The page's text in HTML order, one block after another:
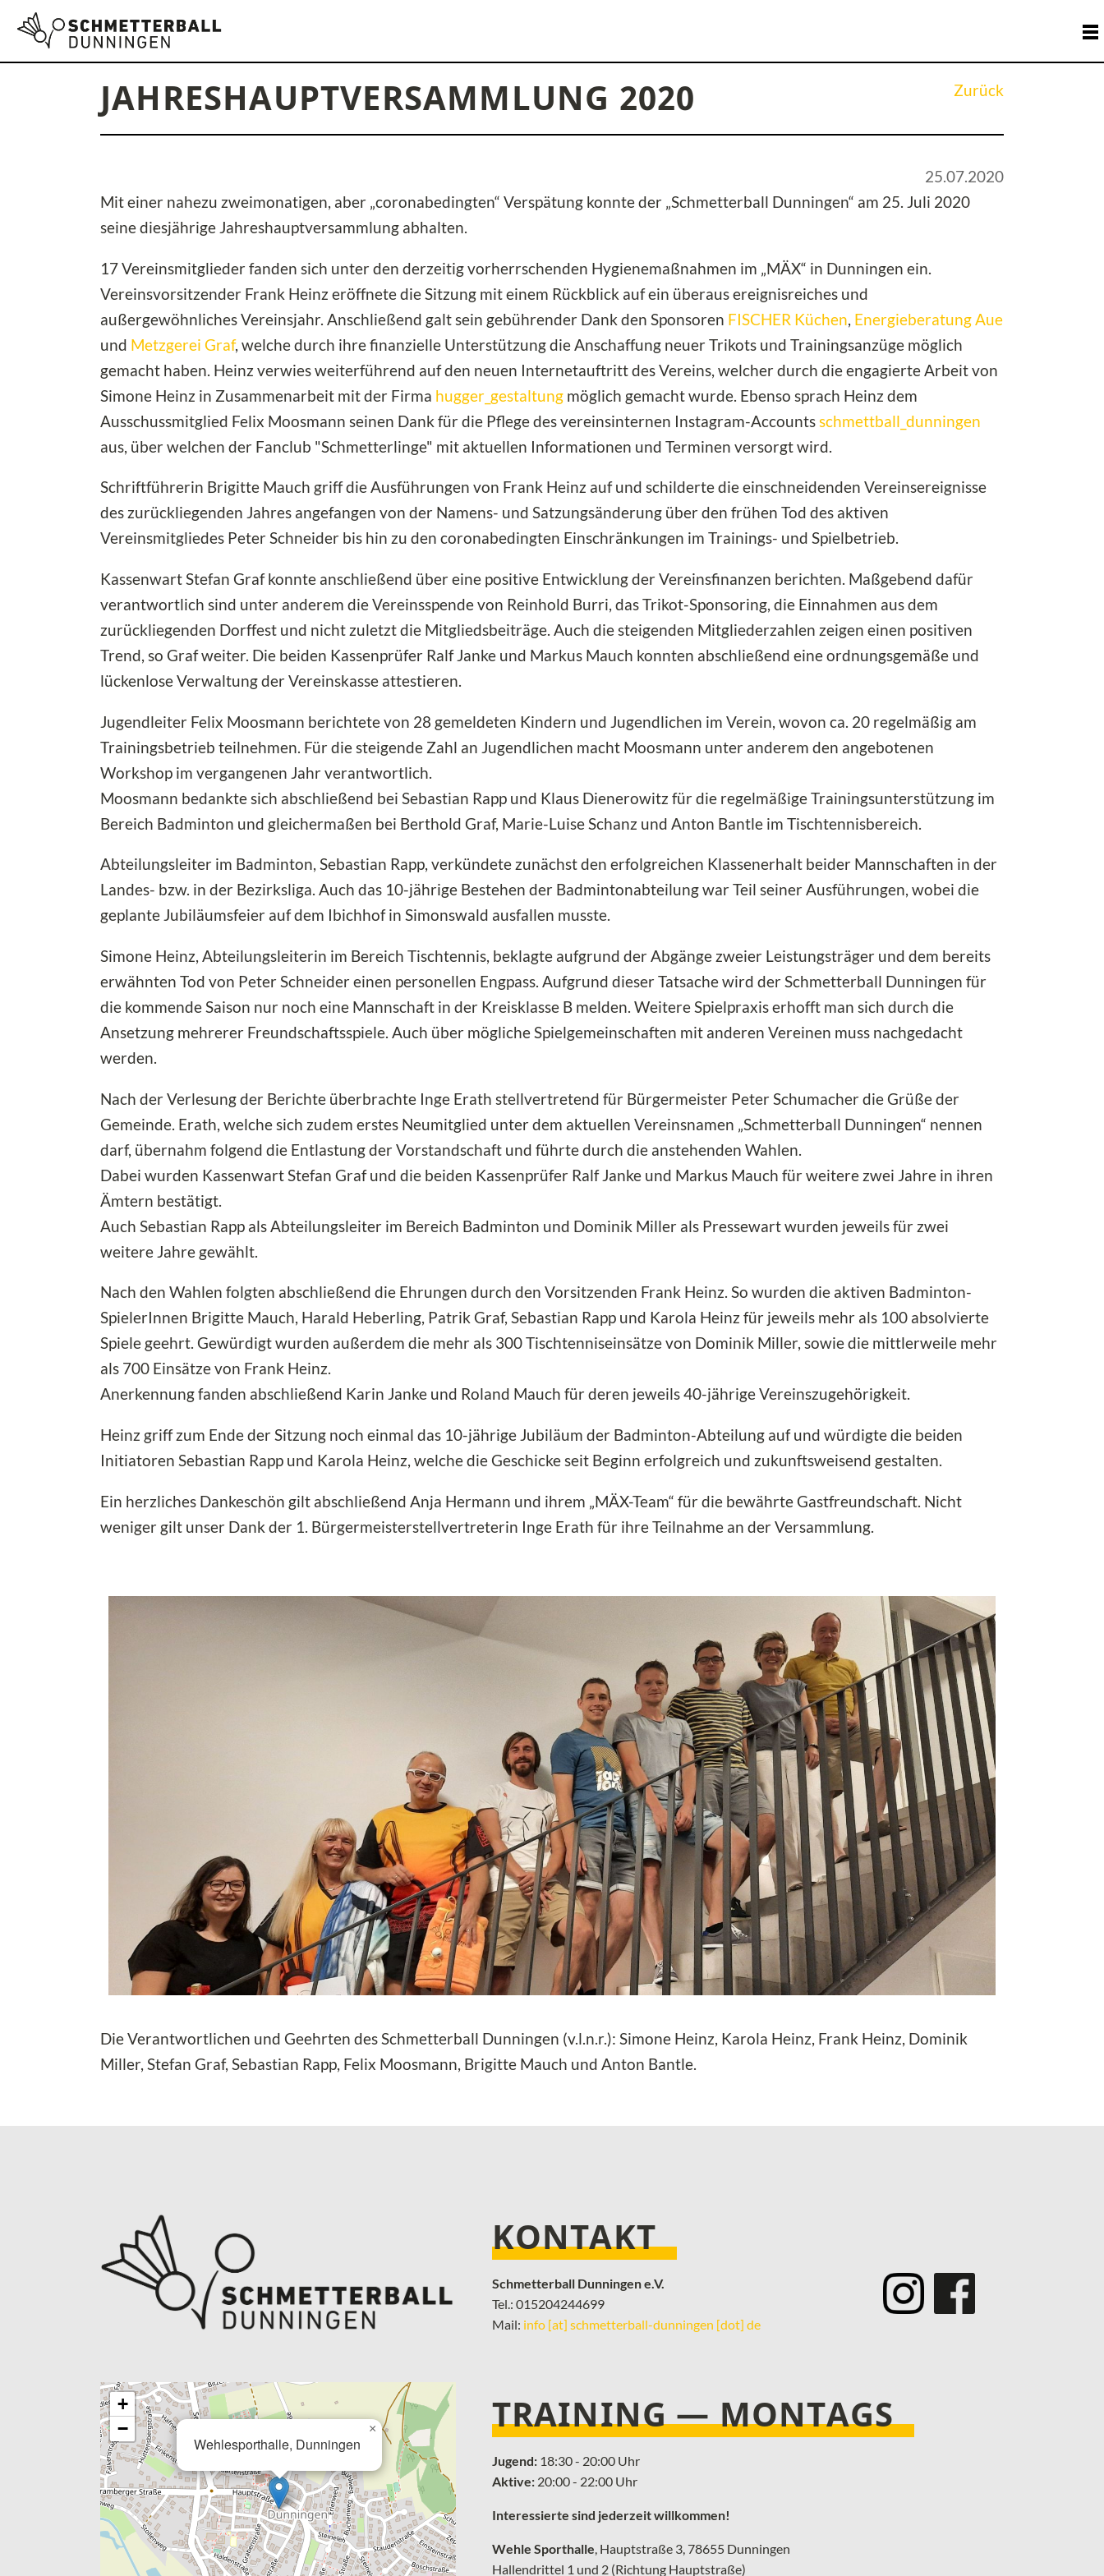
JAHRESHAUPTVERSAMMLUNG 2020 Zurück
25.07.2020
Mit einer nahezu zweimonatigen, aber „coronabedingten“ Verspätung konnte der „Schmetterball Dunningen“ am 25. Juli 2020
seine diesjährige Jahreshauptversammlung abhalten.
17 Vereinsmitglieder fanden sich unter den derzeitig vorherrschenden Hygienemaßnahmen im „MÄX“ in Dunningen ein.
Vereinsvorsitzender Frank Heinz eröffnete die Sitzung mit einem Rückblick auf ein überaus ereignisreiches und
außergewöhnliches Vereinsjahr. Anschließend galt sein gebührender Dank den Sponsoren FISCHER Küchen, Energieberatung Aue
und Metzgerei Graf, welche durch ihre finanzielle Unterstützung die Anschaffung neuer Trikots und Trainingsanzüge möglich
gemacht haben. Heinz verwies weiterführend auf den neuen Internetauftritt des Vereins, welcher durch die engagierte Arbeit von
Simone Heinz in Zusammenarbeit mit der Firma hugger_gestaltung möglich gemacht wurde. Ebenso sprach Heinz dem
Ausschussmitglied Felix Moosmann seinen Dank für die Pflege des vereinsinternen Instagram-Accountsschmettball_dunningen
aus, über welchen der Fanclub "Schmetterlinge" mit aktuellen Informationen und Terminen versorgt wird.
Schriftführerin Brigitte Mauch griff die Ausführungen von Frank Heinz auf und schilderte die einschneidenden Vereinsereignisse
des zurückliegenden Jahres angefangen von der Namens- und Satzungsänderung über den frühen Tod des aktiven
Vereinsmitgliedes Peter Schneider bis hin zu den coronabedingten Einschränkungen im Trainings- und Spielbetrieb.
Kassenwart Stefan Graf konnte anschließend über eine positive Entwicklung der Vereinsfinanzen berichten. Maßgebend dafür
verantwortlich sind unter anderem die Vereinsspende von Reinhold Burri, das Trikot-Sponsoring, die Einnahmen aus dem
zurückliegenden Dorffest und nicht zuletzt die Mitgliedsbeiträge. Auch die steigenden Mitgliederzahlen zeigen einen positiven
Trend, so Graf weiter. Die beiden Kassenprüfer Ralf Janke und Markus Mauch konnten abschließend eine ordnungsgemäße und
lückenlose Verwaltung der Vereinskasse attestieren.
Jugendleiter Felix Moosmann berichtete von 28 gemeldeten Kindern und Jugendlichen im Verein, wovon ca. 20 regelmäßig am
Trainingsbetrieb teilnehmen. Für die steigende Zahl an Jugendlichen macht Moosmann unter anderem den angebotenen
Workshop im vergangenen Jahr verantwortlich.
Moosmann bedankte sich abschließend bei Sebastian Rapp und Klaus Dienerowitz für die regelmäßige Trainingsunterstützung im
Bereich Badminton und gleichermaßen bei Berthold Graf, Marie-Luise Schanz und Anton Bantle im Tischtennisbereich.
Abteilungsleiter im Badminton, Sebastian Rapp, verkündete zunächst den erfolgreichen Klassenerhalt beider Mannschaften in der
Landes- bzw. in der Bezirksliga. Auch das 10-jährige Bestehen der Badmintonabteilung war Teil seiner Ausführungen, wobei die
geplante Jubiläumsfeier auf dem Ibichhof in Simonswald ausfallen musste.
Simone Heinz, Abteilungsleiterin im Bereich Tischtennis, beklagte aufgrund der Abgänge zweier Leistungsträger und dem bereits
erwähnten Tod von Peter Schneider einen personellen Engpass. Aufgrund dieser Tatsache wird der Schmetterball Dunningen für
die kommende Saison nur noch eine Mannschaft in der Kreisklasse B melden. Weitere Spielpraxis erhofft man sich durch die
Ansetzung mehrerer Freundschaftsspiele. Auch über mögliche Spielgemeinschaften mit anderen Vereinen muss nachgedacht
werden.
Nach der Verlesung der Berichte überbrachte Inge Erath stellvertretend für Bürgermeister Peter Schumacher die Grüße der
Gemeinde. Erath, welche sich zudem erstes Neumitglied unter dem aktuellen Vereinsnamen „Schmetterball Dunningen“ nennen
darf, übernahm folgend die Entlastung der Vorstandschaft und führte durch die anstehenden Wahlen.
Dabei wurden Kassenwart Stefan Graf und die beiden Kassenprüfer Ralf Janke und Markus Mauch für weitere zwei Jahre in ihren
Ämtern bestätigt.
Auch Sebastian Rapp als Abteilungsleiter im Bereich Badminton und Dominik Miller als Pressewart wurden jeweils für zwei
weitere Jahre gewählt.
Nach den Wahlen folgten abschließend die Ehrungen durch den Vorsitzenden Frank Heinz. So wurden die aktiven Badminton-
SpielerInnen Brigitte Mauch, Harald Heberling, Patrik Graf, Sebastian Rapp und Karola Heinz für jeweils mehr als 100 absolvierte
Spiele geehrt. Gewürdigt wurden außerdem die mehr als 300 Tischtenniseinsätze von Dominik Miller, sowie die mittlerweile mehr
als 700 Einsätze von Frank Heinz.
Anerkennung fanden abschließend Karin Janke und Roland Mauch für deren jeweils 40-jährige Vereinszugehörigkeit.
Heinz griff zum Ende der Sitzung noch einmal das 10-jährige Jubiläum der Badminton-Abteilung auf und würdigte die beiden
Initiatoren Sebastian Rapp und Karola Heinz, welche die Geschicke seit Beginn erfolgreich und zukunftsweisend gestalten.
Ein herzliches Dankeschön gilt abschließend Anja Hermann und ihrem „MÄX-Team“ für die bewährte Gastfreundschaft. Nicht
weniger gilt unser Dank der 1. Bürgermeisterstellvertreterin Inge Erath für ihre Teilnahme an der Versammlung.
Die Verantwortlichen und Geehrten des Schmetterball Dunningen (v.l.n.r.): Simone Heinz, Karola Heinz, Frank Heinz, Dominik
Miller, Stefan Graf, Sebastian Rapp, Felix Moosmann, Brigitte Mauch und Anton Bantle.
KONTAKT
Schmetterball Dunningen e.V.
Tel.: 015204244699
Mail: info [at] schmetterball-dunningen [dot] de
Wehlesporthalle, Dunningen
×
+
−
TRAINING — MONTAGS
Jugend:18:30 - 20:00 Uhr
Aktive:20:00 - 22:00 Uhr
Interessierte sind jederzeit willkommen!
Wehle Sporthalle, ­Hauptstraße 3, 78655 Dunningen
Hallendrittel 1 und 2 (Richtung Hauptstraße)